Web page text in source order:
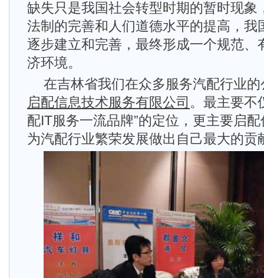
缺失只是我国社会转型时期的暂时现象
法制的完善和人们道德水平的提高，我
逐步建立和完善，最终形成一个规范、
济环境。
在吉林省我们在众多服务汽配行业
启配信息技术服务有限公司 。最主要不
配IT服务一流品牌”的定位，更主要启
为汽配行业繁荣发展做出自己最大的贡